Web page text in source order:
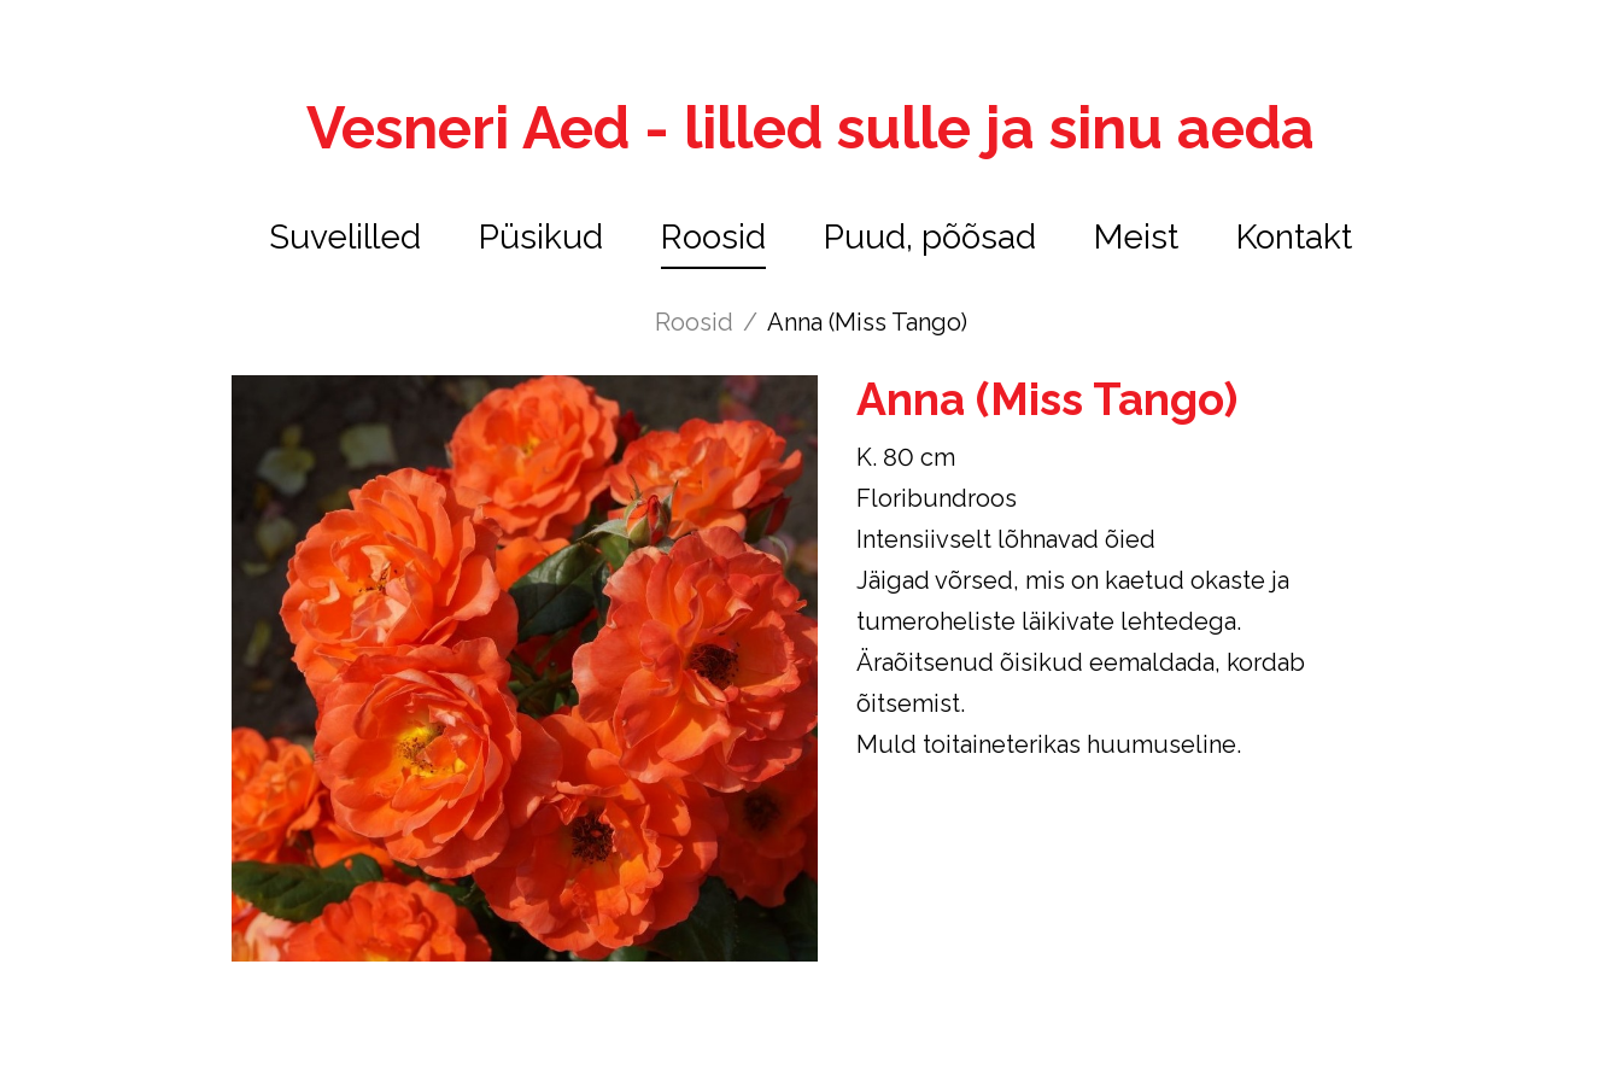
Vesneri Aed - lilled sulle ja sinu aeda
Suvelilled Püsikud Roosid Puud, põõsad Meist Kontakt
Roosid / Anna (Miss Tango)
Anna (Miss Tango)
K. 80 cm
Floribundroos
Intensiivselt lõhnavad õied
Jäigad võrsed, mis on kaetud okaste ja
tumeroheliste läikivate lehtedega.
Äraõitsenud õisikud eemaldada, kordab
õitsemist.
Muld toitaineterikas huumuseline.